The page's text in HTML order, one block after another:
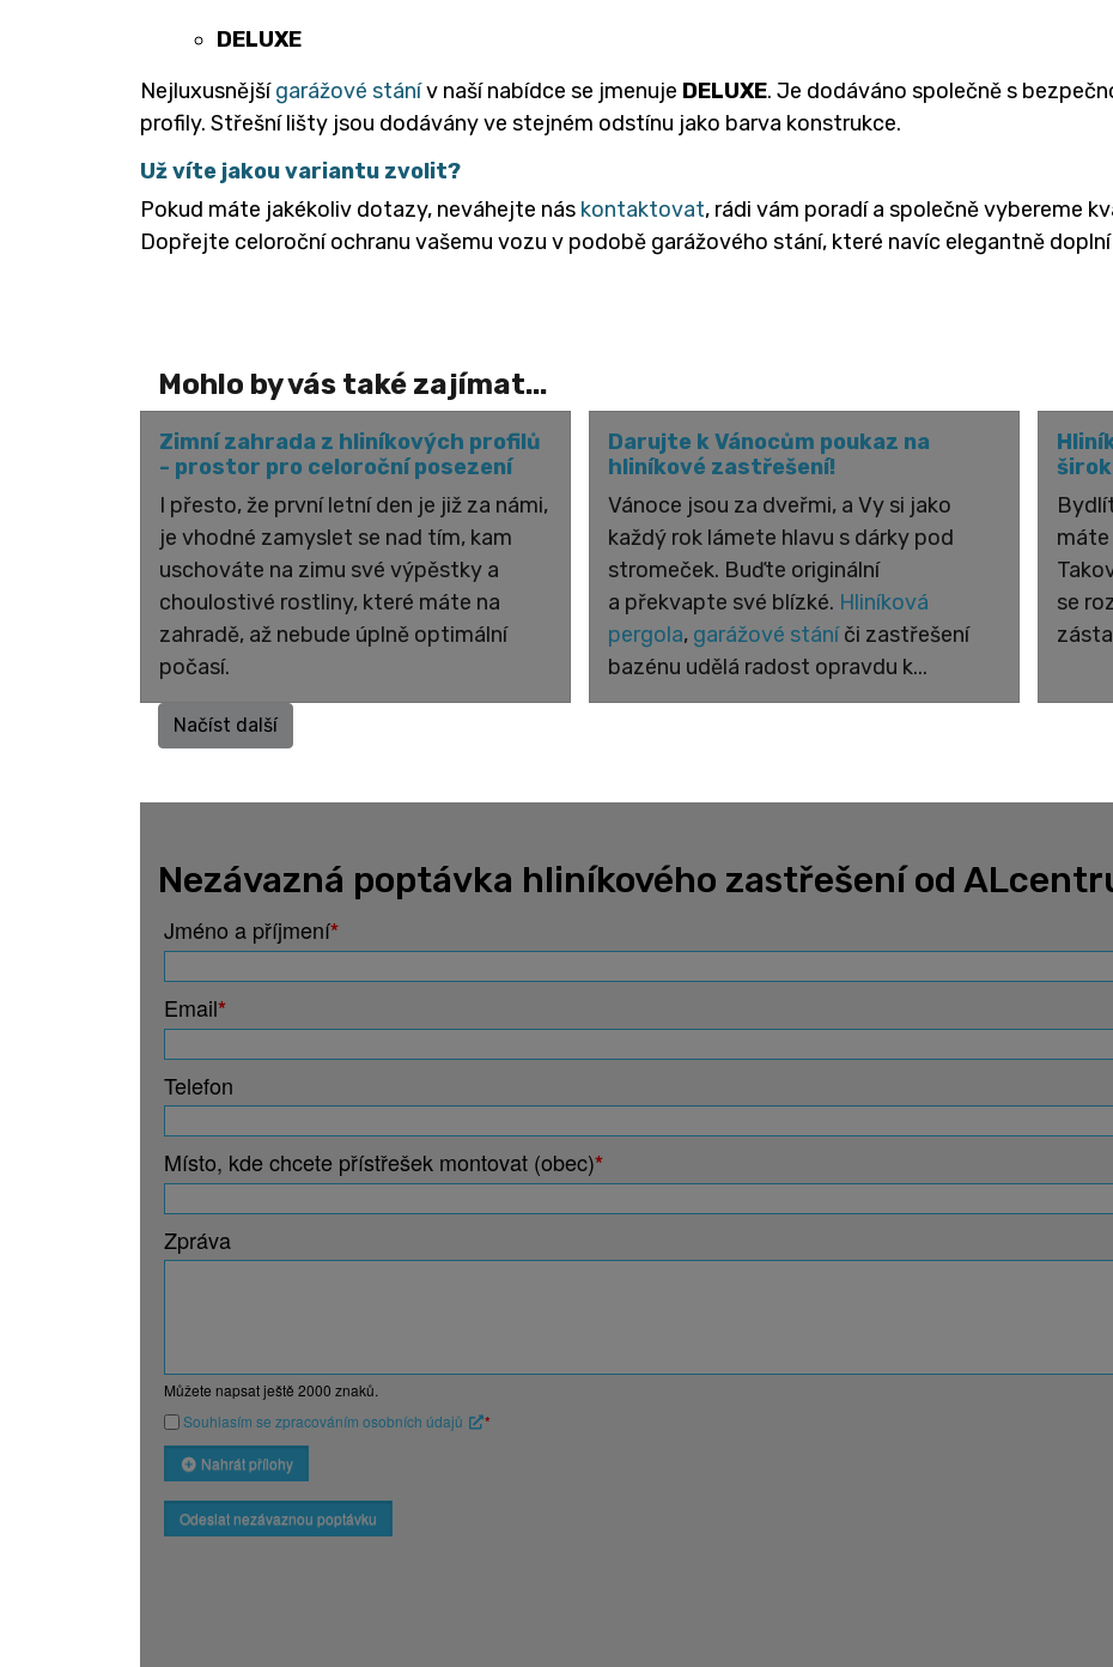
DELUXE
Nejluxusnějšígarážové stánív naší nabídce se jmenuje DELUXE. Je dodáváno společně s
profily. Střešní lišty jsou dodávány ve stejném odstínu jako barva konstrukce.
Už víte jakou variantu zvolit?
Pokud máte jakékoliv dotazy, neváhejte nás kontaktovat, rádi vám poradí a společně vybereme
Dopřejte celoroční ochranu vašemu vozu v podobě garážového stání, které navíc elegantně
Mohlo by vás také zajímat...
Zimní zahrada z hliníkových profilů
- prostor pro celoroční posezení
I přesto, že první letní den je již za námi,
je vhodné zamyslet se nad tím, kam
uschováte na zimu své výpěstky a
choulostivé rostliny, které máte na
zahradě, až nebude úplně optimální
počasí.
Darujte k Vánocům poukaz na
hliníkové zastřešení!
Vánoce jsou za dveřmi, a Vy si jako
každý rok lámete hlavu s dárky pod
stromeček. Buďte originální
a překvapte své blízké. Hliníková
pergola, garážové stáníči zastřešení
bazénu udělá radost opravdu k...
se
Načíst další
Nezávazná poptávka hliníkového zastřešení od
Jméno a příjmení*
Email*
Telefon
Místo, kde chcete přístřešek montovat (obec)*
Zpráva
Můžete napsat ještě 2000 znaků.
Souhlasím se zpracováním osobních údajů
*
Nahrát přílohy
Odeslat nezávaznou poptávku